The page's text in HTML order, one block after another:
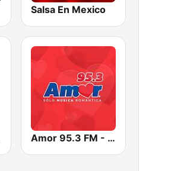
Salsa En Mexico
Amor 95.3 FM - San Luis Potosí